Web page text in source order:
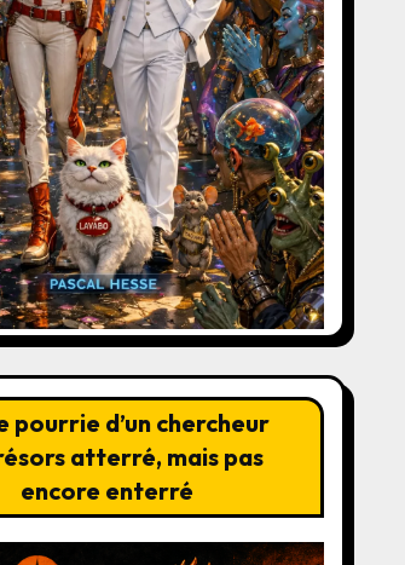
pourrie d’un chercheur
atterré, mais pas
encore enterré